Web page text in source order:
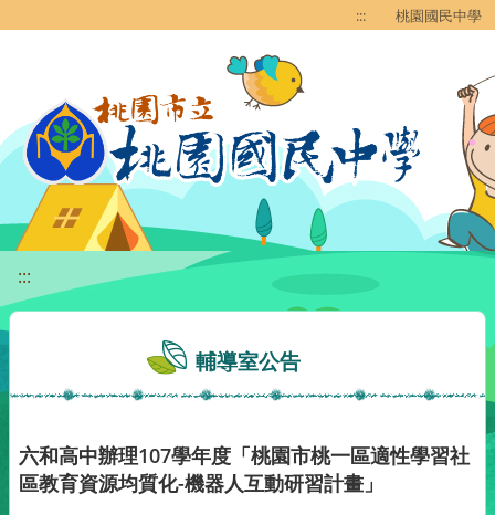
::: 桃園國民中學
:::
輔導室公告
六和高中辦理107學年度「桃園市桃一區適性學習社
區教育資源均質化-機器人互動研習計畫」